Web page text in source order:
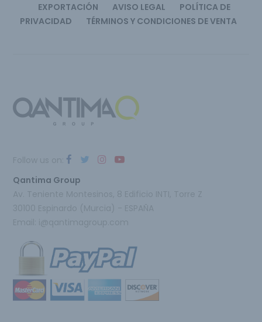
EXPORTACIÓN
AVISO LEGAL
POLÍTICA DE
PRIVACIDAD
TÉRMINOS Y CONDICIONES DE VENTA
Qantima Group